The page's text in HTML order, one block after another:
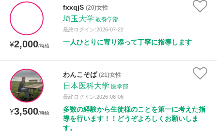
¥2,000/時給
fxxqjS (20)女性
埼玉大学 教養学部
最終ログイン:2026-07-22
一人ひとりに寄り添って丁寧に指導します
¥3,500/時給
わんこそば (21)女性
日本医科大学 医学部
最終ログイン:2026-08-06
多数の経験から生徒様のことを第一に考えた指
導を行います！！どうぞよろしくお願いしま
す。